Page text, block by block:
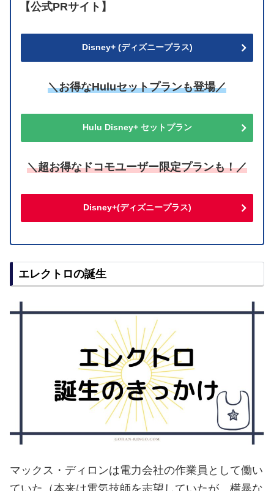
【公式PRサイト】
Disney+ (ディズニープラス)
＼お得なHuluセットプランも登場／
Hulu Disney+ セットプラン
＼超お得なドコモユーザー限定プランも！／
Disney+(ディズニープラス)
エレクトロの誕生
マックス・ディロンは電力会社の作業員として働い